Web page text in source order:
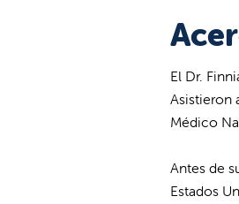
El Dr.
Asistieron
Médico
Antes de
Estados